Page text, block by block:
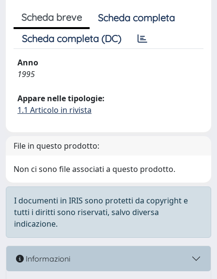
Scheda breve
Scheda completa
Scheda completa (DC)
Anno
1995
Appare nelle tipologie:
1.1 Articolo in rivista
File in questo prodotto:
Non ci sono file associati a questo prodotto.
I documenti in IRIS sono protetti da copyright e
tutti i diritti sono riservati, salvo diversa
indicazione.
Informazioni